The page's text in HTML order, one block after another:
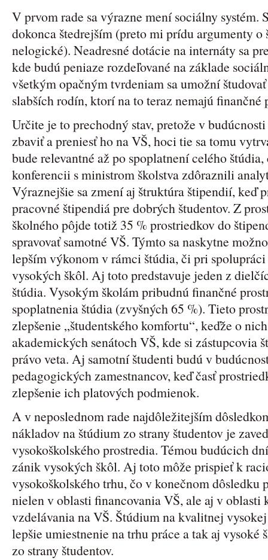
V prvom rade sa výrazne mení sociálny systém.
dokonca štedrejším (preto mi prídu argumenty o
nelogické). Neadresné dotácie na internáty sa
kde budú peniaze rozdeľované na základe
všetkým opačným tvrdeniam sa umožní
slabších rodín, ktorí na to teraz nemajú finančné
Určite je to prechodný stav, pretože v
zbaviť a preniesť ho na VŠ, hoci tie sa tomu
bude relevantné až po spoplatnení celého
konferencii s ministrom školstva zdôraznili
Výraznejšie sa zmení aj štruktúra štipendií, keď
pracovné štipendiá pre dobrých študentov. Z
školného pôjde totiž 35 % prostriedkov do
spravovať samotné VŠ. Týmto sa naskytne
lepším výkonom v rámci štúdia, či pri
vysokých škôl. Aj toto predstavuje jeden z
štúdia. Vysokým školám pribudnú finančné
spoplatnenia štúdia (zvyšných 65 %). Tieto
zlepšenie „študentského komfortu“, keďže o
akademických senátoch VŠ, kde si zástupcovia
právo veta. Aj samotní študenti budú v
pedagogických zamestnancov, keď časť
zlepšenie ich platových podmienok.
A v neposlednom rade najdôležitejším
nákladov na štúdium zo strany študentov je
vysokoškolského prostredia. Témou budúcich
zánik vysokých škôl. Aj toto môže prispieť k
vysokoškolského trhu, čo v konečnom dôsledku
nielen v oblasti financovania VŠ, ale aj v oblasti
vzdelávania na VŠ. Štúdium na kvalitnej
lepšie umiestnenie na trhu práce a tak aj
zo strany študentov.